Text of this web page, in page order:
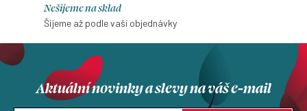
Nešijeme na sklad
Šijeme až podle vaší objednávky
Aktuální novinky a slevy na váš e-mail